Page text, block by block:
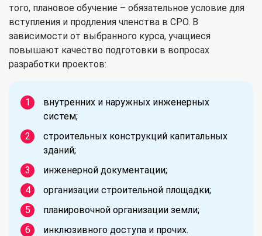
того, плановое обучение – обязательное условие для
вступления и продления членства в СРО. В
зависимости от выбранного курса, учащиеся
повышают качество подготовки в вопросах
разработки проектов:
внутренних и наружных инженерных
систем;
строительных конструкций капитальных
зданий;
инженерной документации;
организации строительной площадки;
планировочной организации земли;
инклюзивного доступа и прочих.